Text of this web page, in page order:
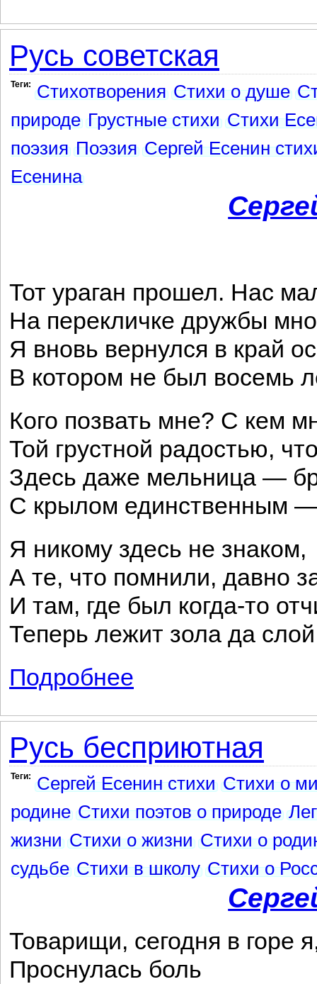
Русь советская
Теги: Стихотворения Стихи о душе
природе Грустные стихи Стихи
поэзия Поэзия Сергей Есенин
Есенина
Тот ураган прошел. Нас
На перекличке дружбы
Я вновь вернулся в край
В котором не был восемь
Кого позвать мне? С кем
Той грустной радостью,
Здесь даже мельница —
С крылом единственным —
Я никому здесь не знаком,
А те, что помнили, давно
И там, где был когда-то
Теперь лежит зола да
Подробнее
Русь бесприютная
Теги: Сергей Есенин стихи Стихи о
родине Стихи поэтов о природе
жизни Стихи о жизни Стихи о
судьбе Стихи в школу Стихи о
Товарищи, сегодня в горе
Проснулась боль